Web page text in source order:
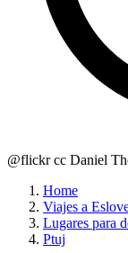
@flickr cc Daniel
Home
Viajes a
Lugares para
Ptuj